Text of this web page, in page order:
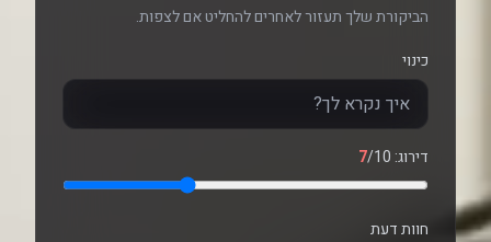
הביקורת שלך תעזור לאחרים להחליט אם לצפות.
כינוי
דירוג: 7/10
חוות דעת